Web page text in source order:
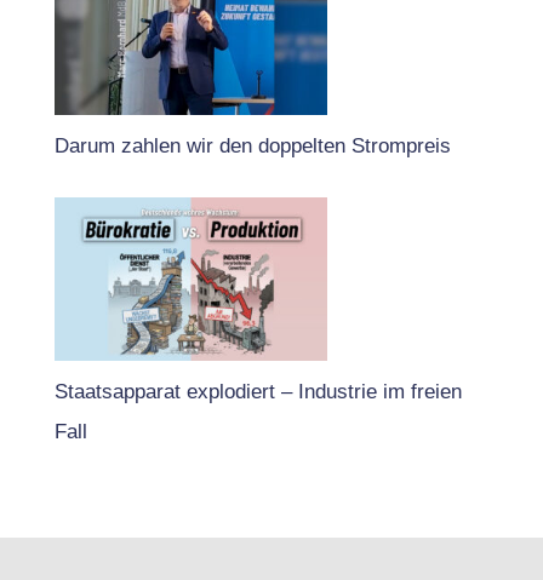
Darum zahlen wir den doppelten Strompreis
Staatsapparat explodiert – Industrie im freien
Fall